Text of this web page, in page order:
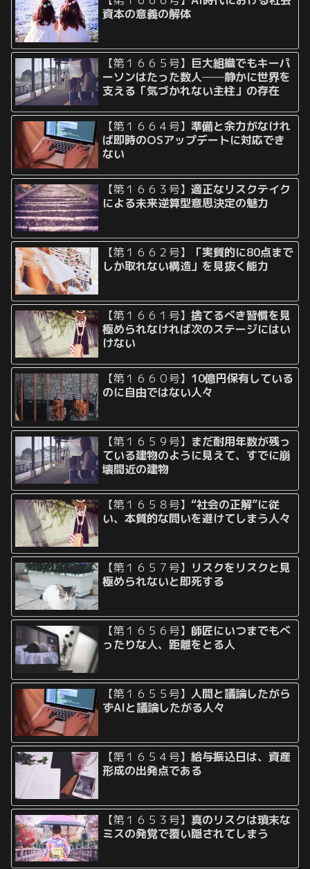
資本の意義の解体
【第１６６５号】 巨大組織でもキーパ
ーソンはたった数人──静かに世界を
支える「気づかれない主柱」の存在
【第１６６４号】準備と余力がなけれ
ば即時のOSアップデートに対応でき
ない
【第１６６３号】適正なリスクテイク
による未来逆算型意思決定の魅力
【第１６６２号】
「実質的に80点まで
しか取れない構造」を見抜く能力
【第１６６１号】捨てるべき習慣を見
極められなければ次のステージにはい
けない
【第１６６０号】 10億円保有している
のに自由ではない人々
【第１６５９号】 まだ耐用年数が残っ
ている建物のように見えて、すでに崩
壊間近の建物
【第１６５８号】“社会の正解”に従
い、本質的な問いを避けてしまう人々
【第１６５７号】 リスクをリスクと見
極められないと即死する
【第１６５６号】 師匠にいつまでもべ
ったりな人、距離をとる人
【第１６５５号】人間と議論したがら
ずAIと議論したがる人々
【第１６５４号】給与振込日は、資産
形成の出発点である
【第１６５３号】 真のリスクは瑣末な
ミスの発覚で覆い隠されてしまう